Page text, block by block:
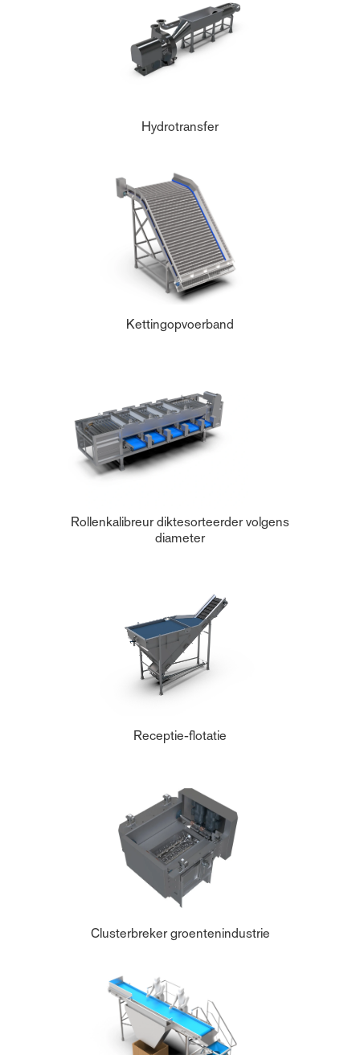
Hydrotransfer
Kettingopvoerband
Rollenkalibreur diktesorteerder volgens
diameter
Receptie-flotatie
Clusterbreker groentenindustrie